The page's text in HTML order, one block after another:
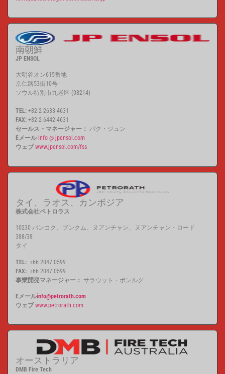
南朝鮮
JP ENSOL
大明谷オン615番地
京仁路53街10号
ソウル特別市九老区 (08214)
TEL: +82-2-2633-4631
FAX: +82-2-6442-4631
セールス・マネージャー： パク・ジュン
Eメール info @ jpensol.com
ウェブ www.jpensol.com/fss
タイ、ラオス、カンボジア
株式会社ペトロラス
10230 バンコク、ブンクム、ヌアンチャン、ヌアンチャン・ロード
388/38
タイ
TEL: +66 2047 0599
FAX: +66 2047 0599
事業開発マネージャー： サラウット・ポンルグ
Eメールinfo@petrorath.com
ウェブ www.petrorath.com
オーストラリア
DMB Fire Tech